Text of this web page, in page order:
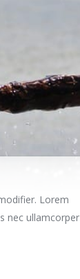
Lorem
nec ullamcorper